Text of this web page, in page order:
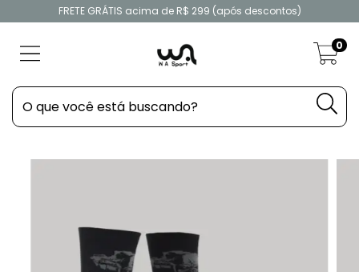
FRETE GRÁTIS acima de R$ 299 (após descontos)
0